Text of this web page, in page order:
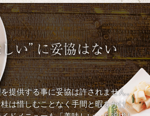
提供する事に妥協は許されません。
桂は惜しむことなく手間と暇をかけ、